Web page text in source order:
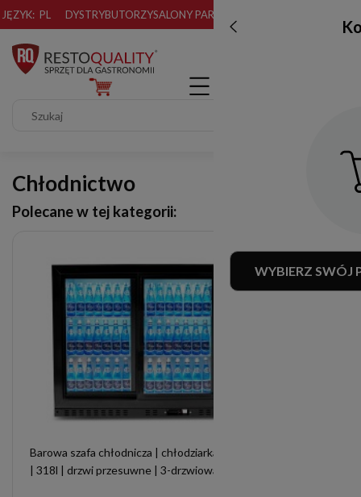
JĘZYK: PL DYSTRYBUTORZYSALONY PARTNERSKIE
WYBIERZ SWÓJ
Chłodnictwo
Polecane w tej kategorii:
Barowa szafa chłodnicza | chłodziarka podblatowa RQ-330SC
| 318l | drzwi przesuwne | 3-drzwiowa | 1350x520x845 mm